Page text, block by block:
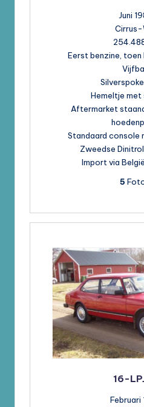
Juni
Cirrus-
Eerst benzine, toen
Hemeltje met
Aftermarket
Standaard console
Zweedse
Import via
5
16-
Februari